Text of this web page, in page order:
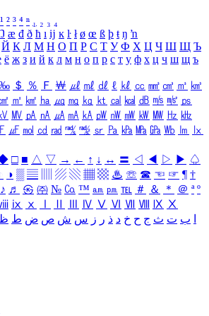
¹ ² ³ ⁴ ⁿ ₁ ₂ ₃ ₄
æ đ ð ħ ı ĳ ĸ ŀ ł ø œ ß þ ŧ ŋ ŉ
Й К Л М Н О П Р С Т У Ф Х Ц Ч Ш Щ Ъ
ё ж з и й к л м н о п р с т у ф х ц ч ш щ ъ
＄ ％ Ｆ ￦ ㎕ ㎖ ㎗ ℓ ㎘ ㏄ ㎣ ㎤ ㎥ ㎦
㎡ ㎢ ㏊ ㎍ ㎎ ㎏ ㏏ ㎈ ㎉ ㏈ ㎧ ㎨ ㎰
㎹ ㎀ ㎁ ㎂ ㎃ ㎄ ㎺ ㎻ ㎽ ㎾ ㎿ ㎐ ㎑
㎌ ㏖ ㏅ ㎭ ㎮ ㎯ ㏛ ㎩ ㎪ ㎫ ㎬ ㏝ ㏐
㏓
□ ■ △ ▽ → ← ↑ ↓ ↔ 〓 ◁ ◀ ▷ ▶ ♤
◑ ▒ ▤ ▨ ▧ ▦ ▩ ♨ ☏ ☎ ☜ ☞ ¶ †
♪ ♬ ㉿ ㈜ № ㏇ ™ ㏂ ㏘ ℡ ＃ ＆ ＊ ＠ ª º
ⅸ ⅹ Ⅳ Ⅴ Ⅵ Ⅶ Ⅷ Ⅸ Ⅹ
ب ت ث ج ح خ د ذ ر ز س ش ص ض ط